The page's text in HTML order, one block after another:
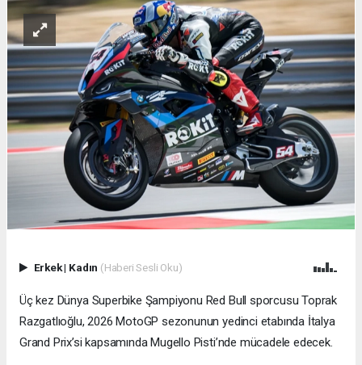
Erkek| Kadın (Haberi Sesli Oku)
Üç kez Dünya Superbike Şampiyonu Red Bull sporcusu Toprak
Razgatlıoğlu, 2026 MotoGP sezonunun yedinci etabında İtalya
Grand Prix’si kapsamında Mugello Pisti’nde mücadele edecek.